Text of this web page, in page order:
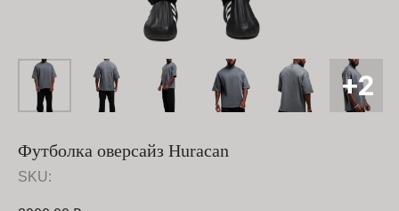
Футболка оверсайз Huracan
SKU: